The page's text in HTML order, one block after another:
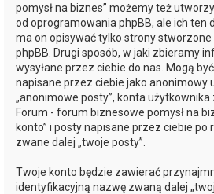
pomysł na biznes” możemy też
od oprogramowania phpBB, ale ich ten
ma on opisywać tylko strony
phpBB. Drugi sposób, w jaki zbieramy
wysyłane przez ciebie do nas. Mogą
napisane przez ciebie jako anonimowy
„anonimowe posty”, konta użytkownika
Forum - forum biznesowe pomysł na
konto” i posty napisane przez ciebie po
zwane dalej „twoje posty”.
Twoje konto będzie zawierać
identyfikacyjną nazwę zwaną dalej